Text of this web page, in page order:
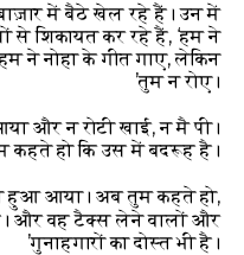
में बैठे खेल रहे हैं। उन में
शिकायत कर रहे हैं, ‘हम ने
ने नोहा के गीत गाए, लेकिन
तुम न रोए।’
और न रोटी खाई, न मै पी।
कहते हो कि उस में बदरूह है।
हुआ आया। अब तुम कहते हो,
और वह टैक्स लेने वालों और
गुनाहगारों का दोस्त भी है।’